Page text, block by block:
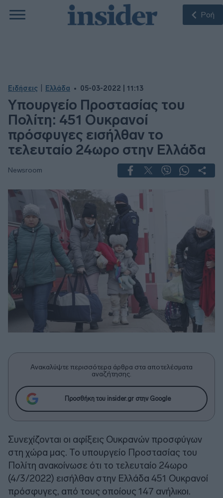
Ροή
Ειδήσεις Ελλάδα 05-03-2022 | 11:13
Υπουργείο Προστασίας του
Πολίτη: 451 Ουκρανοί
πρόσφυγες εισήλθαν το
τελευταίο 24ωρο στην Ελλάδα
Newsroom
Ανακαλύψτε περισσότερα άρθρα στα αποτελέσματα
αναζήτησης.
Προσθήκη του insider.gr στην Google
Συνεχίζονται οι αφίξεις Ουκρανών προσφύγων
στη χώρα μας. Το υπουργείο Προστασίας του
Πολίτη ανακοίνωσε ότι το τελευταίο 24ωρο
(4/3/2022) εισήλθαν στην Ελλάδα 451 Ουκρανοί
πρόσφυγες, από τους οποίους 147 ανήλικοι.